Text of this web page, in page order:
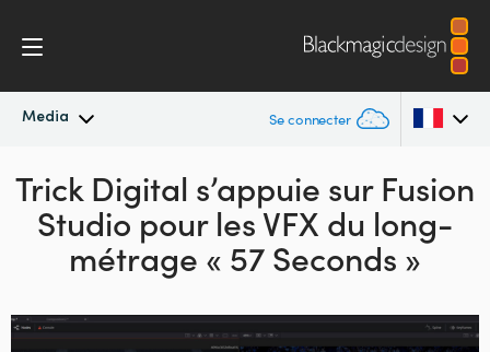
Media Se connecter
Actualités
Archives de presse
Argentina
Australia
Austria
Brazil
Trick Digital s’appuie sur Fusion
Studiopour les VFX du long-
métrage « 57 Seconds »